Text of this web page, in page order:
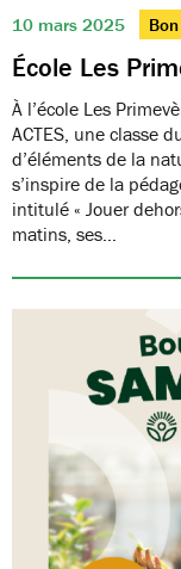
10 mars 2025
École Les
À l’école Les
ACTES, une classe
d’éléments de la
s’inspire de la
intitulé « Jouer
matins, ses…